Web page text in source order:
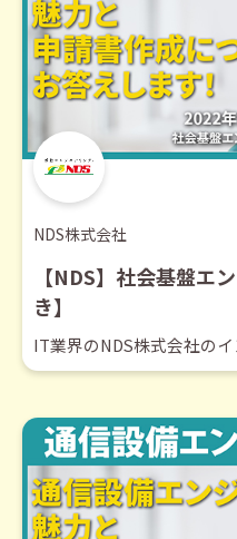
NDS株式会社
【NDS】社会基盤エ
き】
IT業界のNDS株式会社のイ